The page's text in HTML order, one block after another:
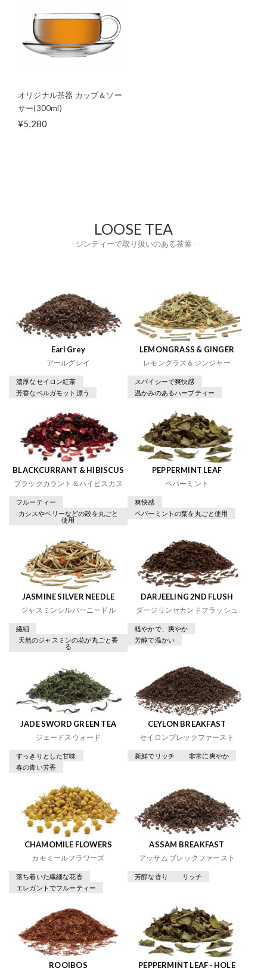
オリジナル茶器 カップ＆ソー
サー(300ml)
¥5,280
LOOSE TEA
- ジンティーで取り扱いのある茶葉 -
Earl Grey
アールグレイ
濃厚なセイロン紅茶
芳香なベルガモット漂う
LEMONGRASS & GINGER
レモングラス＆ジンジャー
スパイシーで爽快感
温かみのあるハーブティー
BLACKCURRANT & HIBISCUS
ブラックカラント＆ハイビスカス
フルーティー
カシスやベリーなどの殻を丸ごと
使用
PEPPERMINT LEAF
ペパーミント
爽快感
ペパーミントの葉を丸ごと使用
JASMINE SILVER NEEDLE
ジャスミンシルバーニードル
繊細
天然のジャスミンの花が丸ごと香
る
DARJEELING 2ND FLUSH
ダージリンセカンドフラッシュ
軽やかで、爽やか
芳醇で温かい
JADE SWORD GREEN TEA
ジェードスウォード
すっきりとした甘味
春の青い芳香
CEYLON BREAKFAST
セイロンブレックファースト
新鮮でリッチ 非常に爽やか
CHAMOMILE FLOWERS
カモミールフラワーズ
落ち着いた繊細な花香
エレガントでフルーティー
ASSAM BREAKFAST
アッサム ブレックファースト
芳醇な香り リッチ
ROOIBOS PEPPERMINT LEAF - HOLE